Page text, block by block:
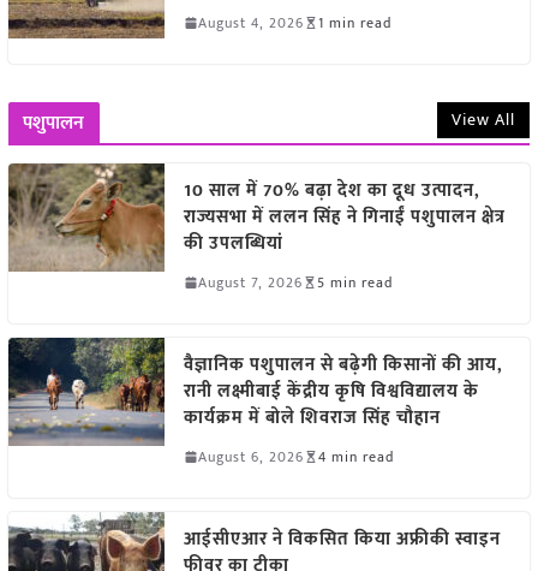
August 4, 2026 1 min read
पशुपालन View All
10 साल में 70% बढ़ा देश का दूध उत्पादन,
राज्यसभा में ललन सिंह ने गिनाईं पशुपालन क्षेत्र
की उपलब्धियां
August 7, 2026 5 min read
वैज्ञानिक पशुपालन से बढ़ेगी किसानों की आय,
रानी लक्ष्मीबाई केंद्रीय कृषि विश्वविद्यालय के
कार्यक्रम में बोले शिवराज सिंह चौहान
August 6, 2026 4 min read
आईसीएआर ने विकसित किया अफ्रीकी स्वाइन